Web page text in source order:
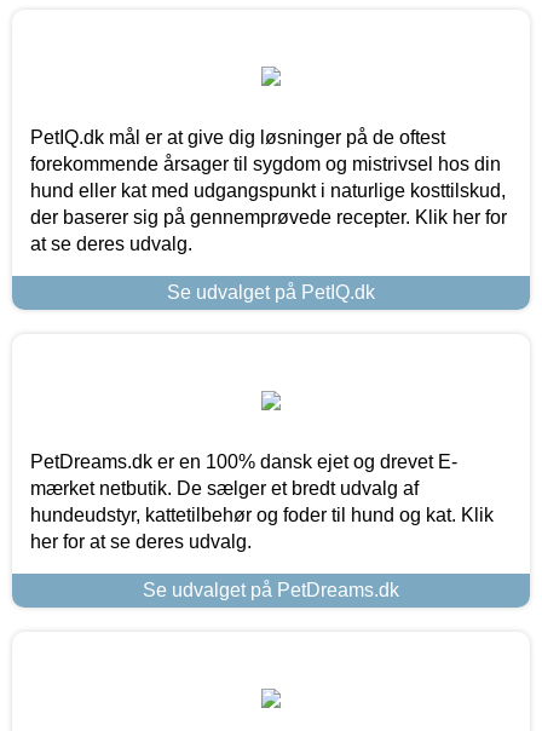
PetIQ.dk mål er at give dig løsninger på de oftest
forekommende årsager til sygdom og mistrivsel hos din
hund eller kat med udgangspunkt i naturlige kosttilskud,
der baserer sig på gennemprøvede recepter. Klik her for
at se deres udvalg.
Se udvalget på PetIQ.dk
PetDreams.dk er en 100% dansk ejet og drevet E-
mærket netbutik. De sælger et bredt udvalg af
hundeudstyr, kattetilbehør og foder til hund og kat. Klik
her for at se deres udvalg.
Se udvalget på PetDreams.dk